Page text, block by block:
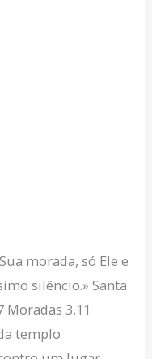
morada, só Ele e
silêncio.» Santa
Moradas 3,11
templo